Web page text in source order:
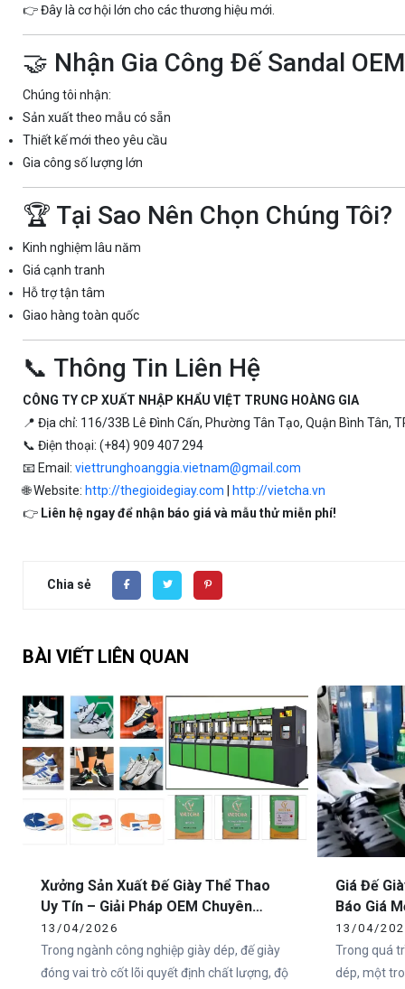
👉 Đây là cơ hội lớn cho các thương hiệu mới.
🤝 Nhận Gia Công Đế Sandal
Chúng tôi nhận:
Sản xuất theo mẫu có sẵn
Thiết kế mới theo yêu cầu
Gia công số lượng lớn
🏆 Tại Sao Nên Chọn Chúng Tôi?
Kinh nghiệm lâu năm
Giá cạnh tranh
Hỗ trợ tận tâm
Giao hàng toàn quốc
📞 Thông Tin Liên Hệ
CÔNG TY CP XUẤT NHẬP KHẨU VIỆT TRUNG HOÀNG GIA
📍 Địa chỉ: 116/33B Lê Đình Cấn, Phường Tân Tạo, Quận Bình Tân,
📞 Điện thoại: (+84) 909 407 294
📧 Email: viettrunghoanggia.vietnam@gmail.com
🌐 Website: http://thegioidegiay.com
http://vietcha.vn
👉 Liên hệ ngay để nhận báo giá và mẫu thử miễn phí!
Chia sẻ
BÀI VIẾT LIÊN QUAN
Xưởng Sản Xuất Đế Giày Thể Thao
Uy Tín – Giải Pháp OEM Chuyên
Nghiệp Tại Việt Nam
13/04/2026
Trong ngành công nghiệp giày dép, đế giày
đóng vai trò cốt lõi quyết định chất lượng, độ
Giá Đế
Báo Giá
Uy Tín
13/04/
Trong quá
dép, một